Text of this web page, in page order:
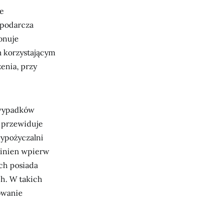
korzystającym
przy
wpierw
posiada
W takich